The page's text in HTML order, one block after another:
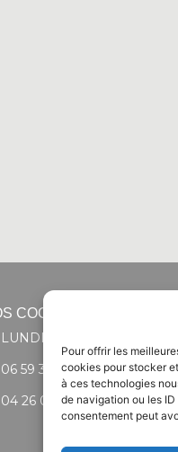
Pour offrir les
cookies pour stocker
à ces technologies
de navigation ou les
consentement peut
COORDONNÉES
LUNDI AU VENDREDI - 8H
06 59 33 74 96
04 26 05 39 73